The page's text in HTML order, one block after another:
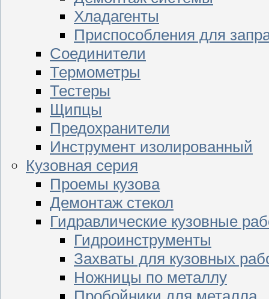
Хладагенты
Приспособления для
Соединители
Термометры
Тестеры
Щипцы
Предохранители
Инструмент изолированный
Кузовная серия
Проемы кузова
Демонтаж стекол
Гидравлические кузовные
Гидроинструменты
Захваты для кузовных
Ножницы по металлу